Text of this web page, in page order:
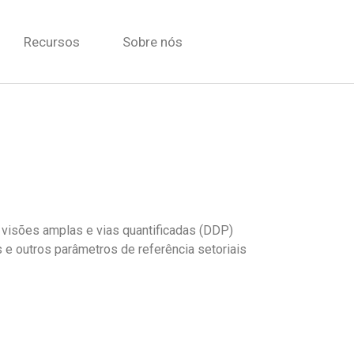
Recursos Sobre nós
amplas e vias quantificadas (DDP)
outros parâmetros de referência setoriais